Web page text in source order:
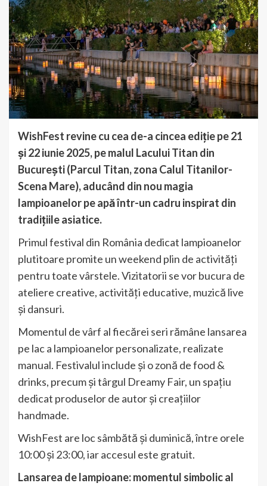
WishFest revine cu cea de-a cincea ediție pe 21
și 22 iunie 2025, pe malul Lacului Titan din
București (Parcul Titan, zona Calul Titanilor-
Scena Mare), aducând din nou magia
lampioanelor pe apă într-un cadru inspirat din
tradițiile asiatice.
Primul festival din România dedicat lampioanelor
plutitoare promite un weekend plin de activități
pentru toate vârstele. Vizitatorii se vor bucura de
ateliere creative, activități educative, muzică live
și dansuri.
Momentul de vârf al fiecărei seri rămâne lansarea
pe lac a lampioanelor personalizate, realizate
manual. Festivalul include și o zonă de food &
drinks, precum și târgul Dreamy Fair, un spațiu
dedicat produselor de autor și creațiilor
handmade.
WishFest are loc sâmbătă și duminică, între orele
10:00 și 23:00, iar accesul este gratuit.
Lansarea de lampioane: momentul simbolic al